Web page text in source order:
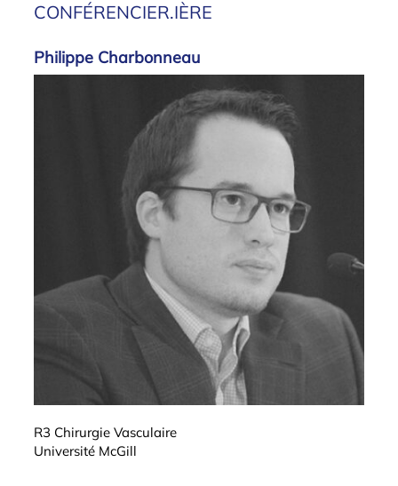
CONFÉRENCIER.IÈRE
Philippe Charbonneau
R3 Chirurgie Vasculaire
Université McGill